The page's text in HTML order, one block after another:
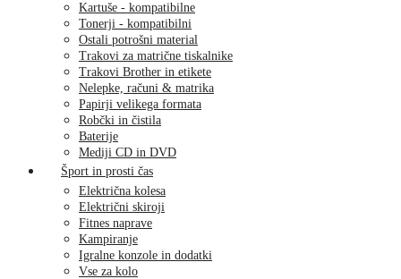
Kartuše - kompatibilne
Tonerji - kompatibilni
Ostali potrošni material
Trakovi za matrične tiskalnike
Trakovi Brother in etikete
Nelepke, računi & matrika
Papirji velikega formata
Robčki in čistila
Baterije
Mediji CD in DVD
Šport in prosti čas
Električna kolesa
Električni skiroji
Fitnes naprave
Kampiranje
Igralne konzole in dodatki
Vse za kolo